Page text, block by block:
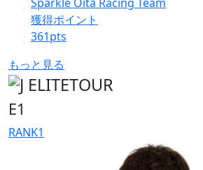
獲得ポイント
361pts
もっと見る
E1
RANK1